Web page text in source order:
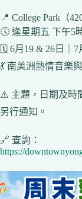
📍 College Park（
🕔 逢星期五 下午5
🗓️ 6月19 & 26日｜7
💃 南美洲熱情音樂
⚠️ 主題，日期及時
另行通知。
🔗 查詢：
https://